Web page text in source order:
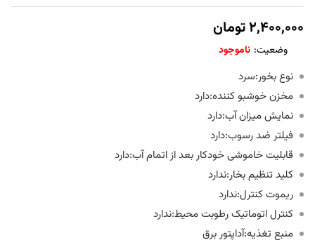
۲,۴۰۰,۰۰۰تومان
وضعیت: ناموجود
نوع بخور:سرد
مخزن خوشبو کننده:دارد
نمایش میزان آب:دارد
فیلتر ضد رسوب:دارد
قابلیت خاموشی خودکار بعد از اتمام آب:دارد
کلید تنظیم بخار:ندارد
ریموت کنترل:ندارد
کنترل اتوماتیک رطوبت محیط:ندارد
منبع تغذیه:آداپتور برق